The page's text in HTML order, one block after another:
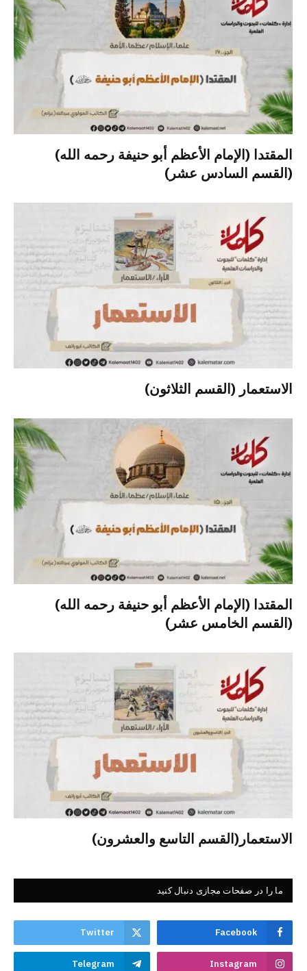
المقتدا (الإمام الأعظم أبو حنيفة رحمه الله)
(القسم السادس عشر)
الاستعمار (القسم الثلاثون)
المقتدا (الإمام الأعظم أبو حنيفة رحمه الله)
(القسم الخامس عشر)
الاستعمار(القسم التاسع والعشرون)
ما را در صفحات مجازی دنبال کنید
Facebook
Twitter
Instagram
Telegram